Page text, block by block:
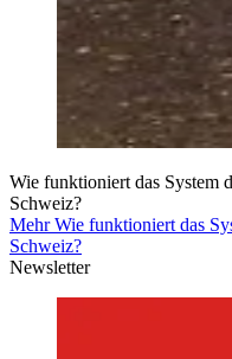
Wie funktioniert das System
Schweiz?
Mehr Wie funktioniert das
Schweiz?
Newsletter